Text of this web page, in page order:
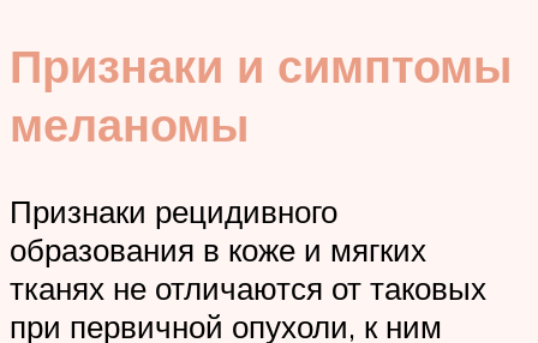
Признаки и симптомы
меланомы
Признаки рецидивного
образования в коже и мягких
тканях не отличаются от таковых
при первичной опухоли, к ним